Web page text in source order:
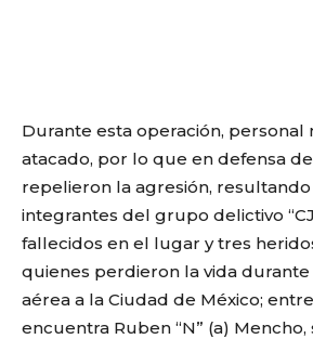
Durante esta operación, personal
atacado, por lo que en defensa
repelieron la agresión,
integrantes del grupo delictivo
fallecidos en el lugar y tres
quienes perdieron la vida
aérea a la Ciudad de México;
encuentra Ruben “N” (a)